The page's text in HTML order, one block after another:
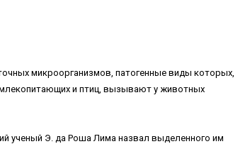
микроорганизмов, патогенные виды которых,
и птиц, вызывают у животных
ученый Э. да Роша Лима назвал выделенного им